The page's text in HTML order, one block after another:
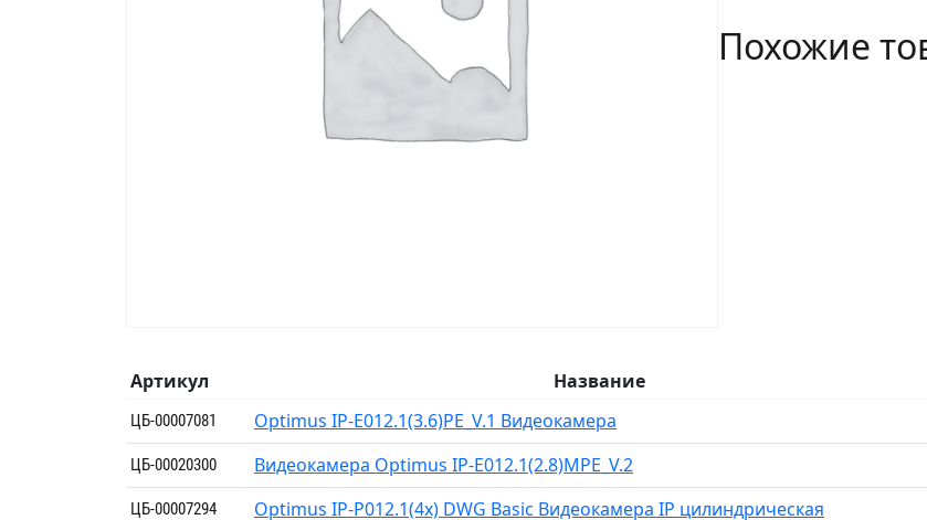
E012.1(2.8)PE_V.5
Похожие
Артикул Название
ЦБ-00007081 Optimus IP-E012.1(3.6)PE_V.1 Видеокамера
ЦБ-00020300 Видеокамера Optimus IP-E012.1(2.8)MPE_V.2
ЦБ-00007294 Optimus IP-P012.1(4x) DWG Basic Видеокамера IP цилиндрическая